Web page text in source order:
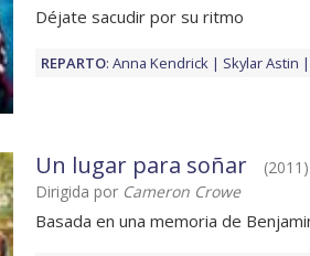
Déjate sacudir por su ritmo
REPARTO: Anna Kendrick Skylar Astin
Un lugar para soñar
Dirigida por Cameron Crowe
Basada en una memoria de